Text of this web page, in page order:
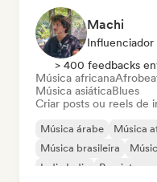
Machi
Influenciador
> 400 feedbacks
Música africana
Música asiáticaBlues
Criar posts ou reels de
Música árabe Música
Música brasileira
Indie India
Pop